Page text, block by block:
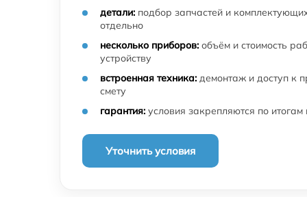
детали: подбор запчастей и
отдельно
несколько приборов: объём и стоимость
устройству
встроенная техника: демонтаж и доступ к
смету
гарантия: условия закрепляются по
Уточнить условия